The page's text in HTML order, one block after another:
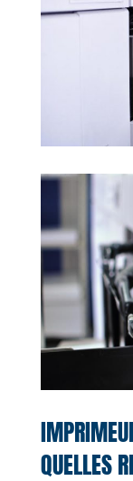
QUELLES